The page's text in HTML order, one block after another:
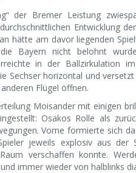
der Bremer Leistung
Entwicklung
hätte am davor liegenden
Bayern nicht belohnt
in der Ballzirkulation im
Sechser horizontal und
Flügel öffnen.
Moisander mit einigen
Osakos Rolle als
Vorne formierte sich
jeweils explosiv aus der
verschaffen konnte.
immer wieder von halblinks